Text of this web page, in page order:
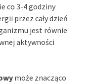
co 3-4 godziny
przez cały dzień
jest równie
aktywności
może znacząco